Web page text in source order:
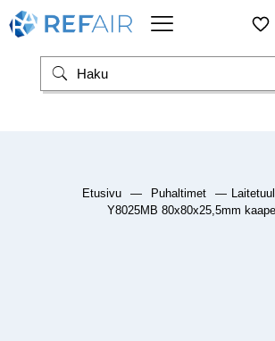
Etusivu — Puhaltimet —
Y8025MB 80x80x25,5mm